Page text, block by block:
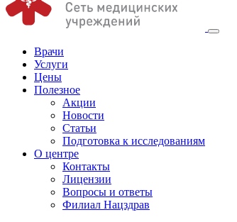
Врачи
Услуги
Цены
Полезное
Акции
Новости
Статьи
Подготовка к исследованиям
О центре
Контакты
Лицензии
Вопросы и ответы
Филиал Нацздрав